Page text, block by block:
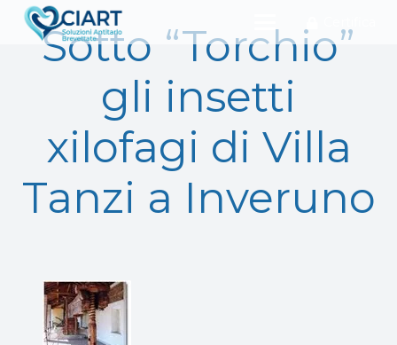
Sotto “Torchio”
gli insetti
xilofagi di Villa
Tanzi a Inveruno